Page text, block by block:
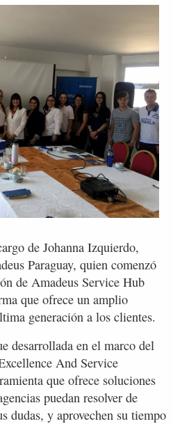
de Johanna Izquierdo,
Paraguay, quien comenzó
de Amadeus Service Hub
que ofrece un amplio
generación a los clientes.
desarrollada en el marco del
And Service
que ofrece soluciones
puedan resolver de
dudas, y aprovechen su tiempo